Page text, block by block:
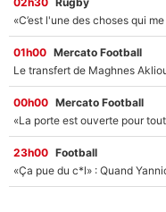
01h00 Mercato Football
00h00 Mercato Football
23h00 Football